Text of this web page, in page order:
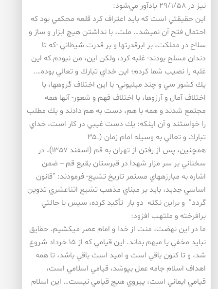
نيز در ۲۹/۱/۵۸ يادآور مي‌شود:
اين حقيقتي است كه بايد اعتراف كرد قلعه محكمي بود كه
احتمال فتح آن نميشد… ملت، با نداشتن هيچ ابزار و ساز و
سلاح در مملكت، بر ابرقدرتها و بر قدرت شيطاني -كه تا
دندان مسلح بودند- غلبه كرد، ولكن اين، من نبودم كه اين
غلبه را نصيب شما كردم؛ اين خداي تبارك و تعالي بوده….
يك كشور سي و چند ميليوني- با اين اختلاف گروهها، با
اختلاف آمال و آرزوها، با اختلاف فهم و شعور- آنها همه
مجتمع شدند و همه با هم، دست به هم دادند و يك مطلب
را خواستند و آن اينكه: يك دست غيبي در كار است، خداي
تبارك و تعالي به وسيله امام زمان (.۳۵
همچنين، پس از رفتن از تهران به قم (اسفند ۱۳۵۷)، در
سخناني بر سر مزار شهدا در قبرستان بقيع قم – ضمن
اشاره به مبارزههاي مستمر تاريخ تشيع- فرمودند: “قانون
اساسي جديد، بايد بر مبناي مذهب تشيع اثناعشري تدوين
گردد” و براين نكته دو بار تأكيد كرده، سپس با حالتي
برافرخته و ملتهب افزود:
ما در اين نهضت، منت از خدا و امام عصر ميكشيم. حقايق
نبايد مخفي يا مبهم بماند. اين قيامي كه از ۱۵ خرداد شروع
شد، و تا كنون باقي است و اميد است باقي باشد، تا همه
اهداف اسلام جامه عمل بپوشد، قيامي اسلامي است،
قيامي ايماني است، پيروي هيچ قيامي نيست… اين اسلام